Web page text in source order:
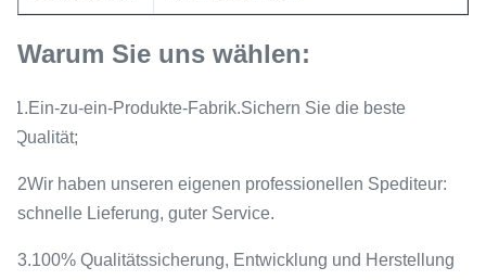
Warum Sie uns wählen:
1.Ein-zu-ein-Produkte-Fabrik.Sichern Sie die beste
Qualität;
2Wir haben unseren eigenen professionellen Spediteur:
schnelle Lieferung, guter Service.
3.100% Qualitätssicherung, Entwicklung und Herstellung